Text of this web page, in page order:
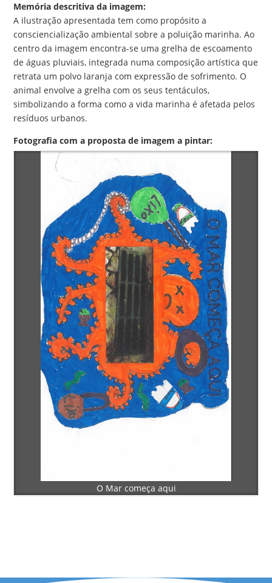
Memória descritiva da imagem:
A ilustração apresentada tem como propósito a
consciencialização ambiental sobre a poluição marinha. Ao
centro da imagem encontra-se uma grelha de escoamento
de águas pluviais, integrada numa composição artística que
retrata um polvo laranja com expressão de sofrimento. O
animal envolve a grelha com os seus tentáculos,
simbolizando a forma como a vida marinha é afetada pelos
resíduos urbanos.
Fotografia com a proposta de imagem a pintar:
O Mar começa aqui